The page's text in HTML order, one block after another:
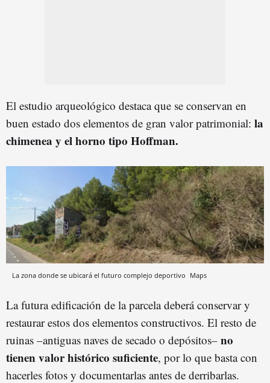
El estudio arqueológico destaca que se conservan en
buen estado dos elementos de gran valor patrimonial: la
chimenea y el horno tipo Hoffman.
La zona donde se ubicará el futuro complejo deportivo Maps
La futura edificación de la parcela deberá conservar y
restaurar estos dos elementos constructivos. El resto de
ruinas –antiguas naves de secado o depósitos– no
tienen valor histórico suficiente, por lo que basta con
hacerles fotos y documentarlas antes de derribarlas.